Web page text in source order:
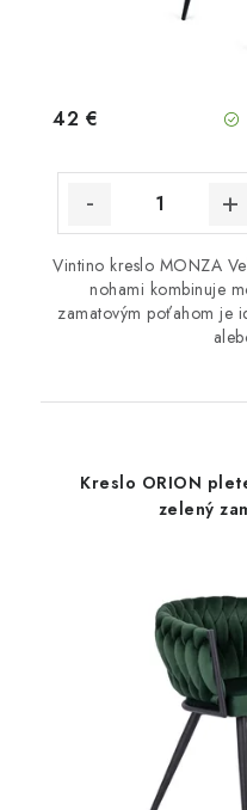
42 €
Vintino kreslo MONZA
nohami kombinuje
zamatovým poťahom je
Kreslo ORION
zelený